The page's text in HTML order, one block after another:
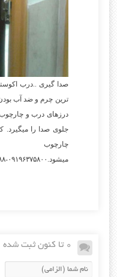
صدا گیری ..درب
ترین چرم و ضد آب
درزهای درب و چارچوب
جلوی صدا را میگیرد.
میشود.۰۹۱۹۶۳۷۵۸۰۰-۰۹۳۰۷۸۰۱۷۸۸مهندس دولتی
0 تا کنون ثبت شده است